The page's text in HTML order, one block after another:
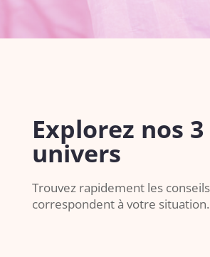
Explorez nos 3
univers
Trouvez rapidement les
correspondent à votre situation.